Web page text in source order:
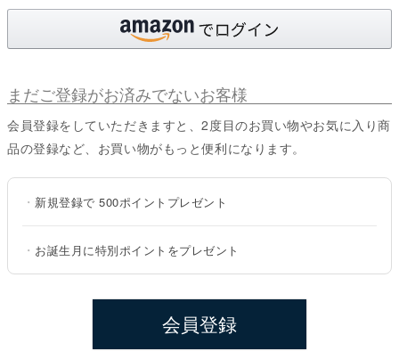
まだご登録がお済みでないお客様
会員登録をしていただきますと、2度目のお買い物やお気に入り商
品の登録など、お買い物がもっと便利になります。
・ 新規登録で500ポイント プレゼント
・ お誕生月に特別ポイントをプレゼント
会員登録